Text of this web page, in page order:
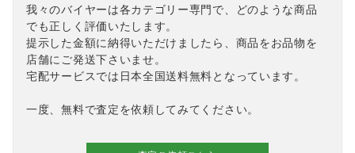
我々のバイヤーは各カテゴリー専門で、どのような商品
でも正しく評価いたします。
提示した金額に納得いただけましたら、商品をお品物を
店舗にご発送下さいませ。
宅配サービスでは日本全国送料無料となっています。
一度、無料で査定を依頼してみてください。